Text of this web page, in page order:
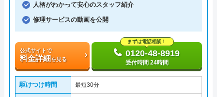
人柄がわかって安心のスタッフ紹介
修理サービスの動画を公開
公式サイトで
料金詳細 を見る
まずは電話相談！
0120-48-8919
受付時間 24時間
駆けつけ時間 最短30分